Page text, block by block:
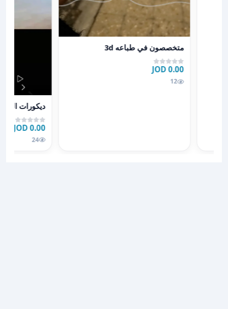
عرض تفاصيل متخصصون في طباعه 3d
متخصصون في طباعه 3d
0.00 JOD
12
عرض تفاصيل
ديكورات
0.00 JOD
24